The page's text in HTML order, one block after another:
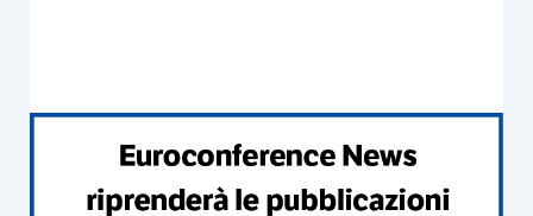
dichiarazione integrativa, sia essa un nuovo
modello 730/2025 o un modello Redditi PF 2025,
non sospende le procedure avviatecon la